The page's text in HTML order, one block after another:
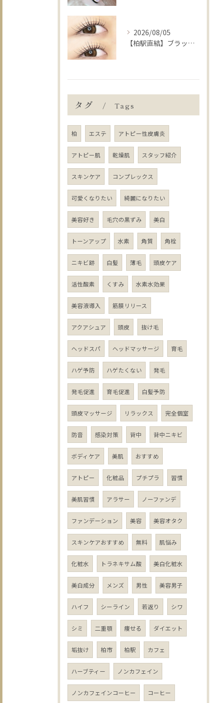
2026/08/05
【柏駅直結】ブラックティントパーマの推しポイント🐦‍⬛🖤
タグ Tags
柏 エステ アトピー性皮膚炎
アトピー肌 乾燥肌 スタッフ紹介
スキンケア コンプレックス
可愛くなりたい 綺麗になりたい
美容好き 毛穴の黒ずみ 美白
トーンアップ 水素 角質 角栓
ニキビ跡 白髪 薄毛 頭皮ケア
活性酸素 くすみ 水素水効果
美容液導入 筋膜リリース
アクアシュア 頭皮 抜け毛
ヘッドスパ ヘッドマッサージ 育毛
ハゲ予防 ハゲたくない 発毛
発毛促進 育毛促進 白髪予防
頭皮マッサージ リラックス 完全個室
防音 感染対策 背中 背中ニキビ
ボディケア 美肌 おすすめ
アトピー 化粧品 プチプラ 習慣
美肌習慣 アラサー ノーファンデ
ファンデーション 美容 美容オタク
スキンケアおすすめ 無料 肌悩み
化粧水 トラネキサム酸 美白化粧水
美白成分 メンズ 男性 美容男子
ハイフ シーライン 若返り シワ
シミ 二重顎 痩せる ダイエット
垢抜け 柏市 柏駅 カフェ
ハーブティー ノンカフェイン
ノンカフェインコーヒー コーヒー